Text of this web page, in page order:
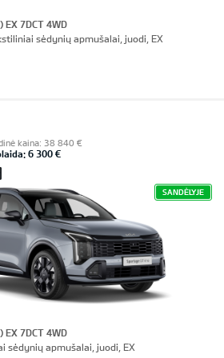
7DCT 4WD
sėdynių apmušalai, juodi, EX
kaina: 38 840 €
6 300 €
SANDĖLYJE
7DCT 4WD
sėdynių apmušalai, juodi, EX